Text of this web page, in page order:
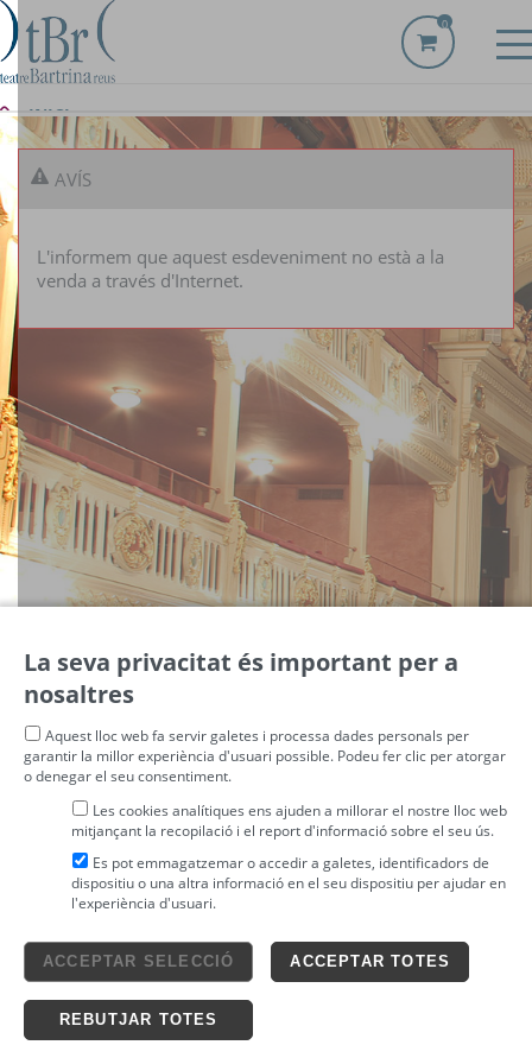
0
INICI
LOCALITZACIÓ
ABONAMENTS
AVÍS
L'informem que aquest esdeveniment no està a la
venda a través d'Internet.
powered by4tickets S.L.
Ticketing solutions
Avís legal
Condicions generals
La seva privacitat és important per a
nosaltres
Aquest lloc web fa servir galetes i processa dades personals per
garantir la millor experiència d'usuari possible. Podeu fer clic per atorgar
o denegar el seu consentiment.
Les cookies analítiques ens ajuden a millorar el nostre lloc web
mitjançant la recopilació i el report d'informació sobre el seu ús.
Es pot emmagatzemar o accedir a galetes, identificadors de
dispositiu o una altra informació en el seu dispositiu per ajudar en
l'experiència d'usuari.
ACCEPTAR TOTES
ACCEPTAR SELECCIÓ
REBUTJAR TOTES